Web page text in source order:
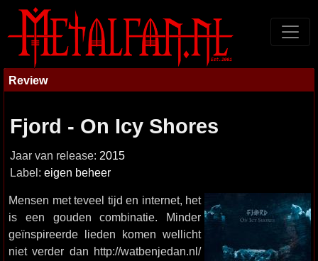
Review
Fjord - On Icy Shores
Jaar van release: 2015
Label: eigen beheer
Mensen met teveel tijd en internet, het
is een gouden combinatie. Minder
geïnspireerde lieden komen wellicht
niet verder dan http://watbenjedan.nl/